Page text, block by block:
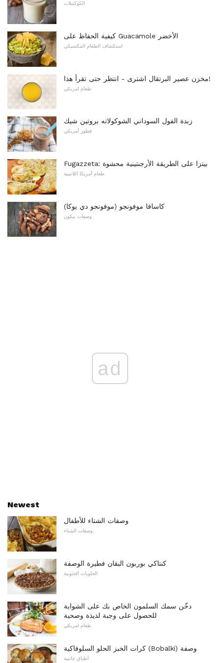
الكوكتيلات
كيفية الحفاظ على Guacamole الأخضر
استكشاف الطعام المكسيكي
مخزن عصير البرتقال اشترى - انتظر حتى تقرأ هذا!
طعام امريكي
زبدة الفول السوداني الشوكولاته بروتين شيك
فطور أمريكي
Fugazzeta: بيتزا على الطريقة الأرجنتينية محشوة
طعام أمريكا اللاتينية
كاسافا موفونجو (موفونجو دي يوكا)
وصفات بيكون
ad
Newest
وصفات الشتاء للأطفال
وصفات الشتاء
كنتاكي بوربون البقان فطيرة الوصفة
الحلويات الجنوبية
دخّن سمك السلمون الخاص بك على الشواية
للحصول على وجبة لذيذة وصحية
طعام امريكي
كرات الخبز الحلو السلوفاكية (Bobalki) وصفة
أطباق جانبية